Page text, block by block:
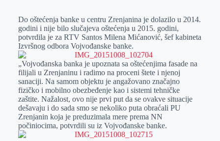
e
r
I
n
s
A
p
p
a
i
l
Do oštećenja banke u centru Zrenjanina je dolazilo u 2014.
godini i nije bilo slučajeva oštećenja u 2015. godini,
potvrdila je za RTV Santos Milena Mićanović, šef kabineta
Izvršnog odbora Vojvođanske banke.
„Vojvođanska banka je upoznata sa oštećenjima fasade na
filijali u Zrenjaninu i radimo na proceni štete i njenoj
sanaciji. Na samom objektu je angažovano značajno
fizičko i mobilno obezbeđenje kao i sistemi tehničke
zaštite. Nažalost, ovo nije prvi put da se ovakve situacije
dešavaju i do sada smo se nekoliko puta obraćali PU
Zrenjanin koja je preduzimala mere prema NN
počiniocima, potvrdili su iz Vojvođanske banke.